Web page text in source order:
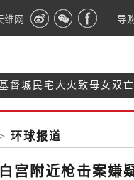
维网 导
督城民宅大火致母女双
开售“冠名权”！奥克兰海
惕！诈骗分子盯上太极
【财算日·滚动更新】
环球报道
白宫附近枪击案嫌